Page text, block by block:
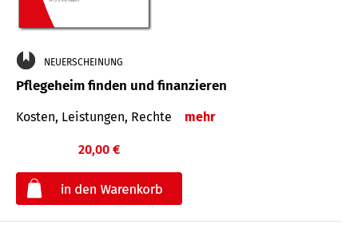
NEUERSCHEINUNG
Pflegeheim finden und finanzieren
Kosten, Leistungen, Rechte mehr
20,00 €